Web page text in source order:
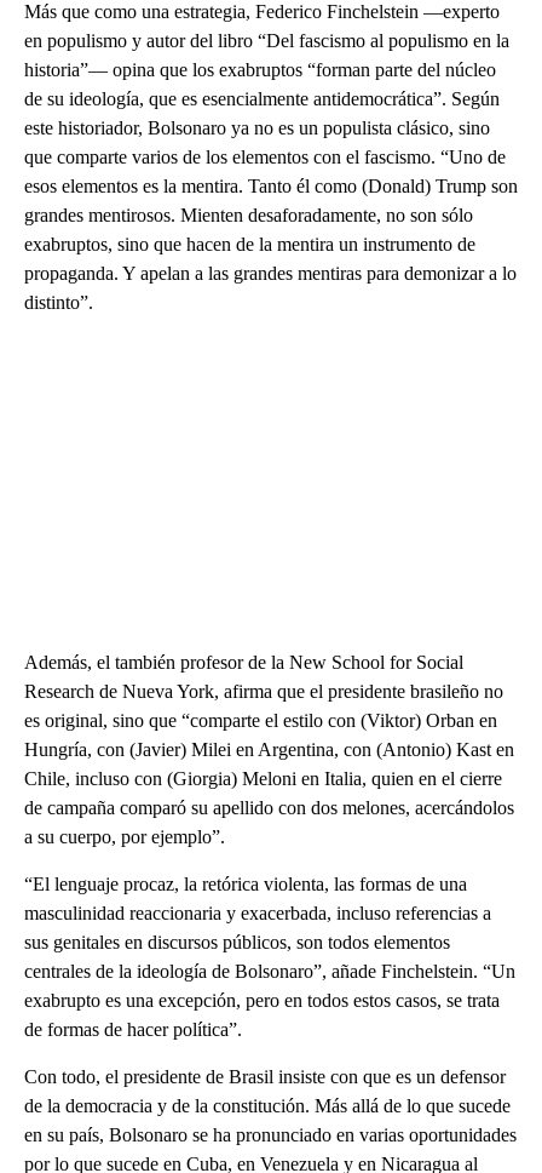
Más que como una estrategia, Federico Finchelstein —experto
en populismo y autor del libro “Del fascismo al populismo en la
historia”— opina que los exabruptos “forman parte del núcleo
de su ideología, que es esencialmente antidemocrática”. Según
este historiador, Bolsonaro ya no es un populista clásico, sino
que comparte varios de los elementos con el fascismo. “Uno de
esos elementos es la mentira. Tanto él como (Donald) Trump son
grandes mentirosos. Mienten desaforadamente, no son sólo
exabruptos, sino que hacen de la mentira un instrumento de
propaganda. Y apelan a las grandes mentiras para demonizar a lo
distinto”.
Además, el también profesor de la New School for Social
Research de Nueva York, afirma que el presidente brasileño no
es original, sino que “comparte el estilo con (Viktor) Orban en
Hungría, con (Javier) Milei en Argentina, con (Antonio) Kast en
Chile, incluso con (Giorgia) Meloni en Italia, quien en el cierre
de campaña comparó su apellido con dos melones, acercándolos
a su cuerpo, por ejemplo”.
“El lenguaje procaz, la retórica violenta, las formas de una
masculinidad reaccionaria y exacerbada, incluso referencias a
sus genitales en discursos públicos, son todos elementos
centrales de la ideología de Bolsonaro”, añade Finchelstein. “Un
exabrupto es una excepción, pero en todos estos casos, se trata
de formas de hacer política”.
Con todo, el presidente de Brasil insiste con que es un defensor
de la democracia y de la constitución. Más allá de lo que sucede
en su país, Bolsonaro se ha pronunciado en varias oportunidades
por lo que sucede en Cuba, en Venezuela y en Nicaragua al